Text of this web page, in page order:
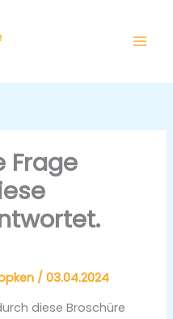
Frage
/03.04.2024
diese Broschüre